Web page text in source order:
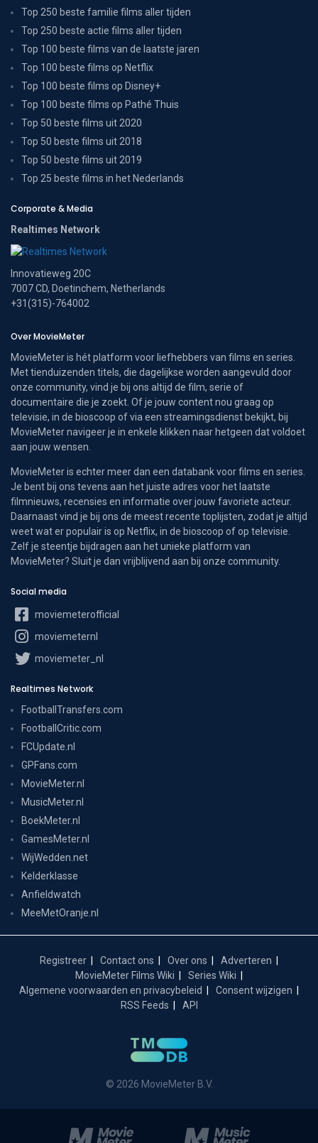
Top 250 beste familie films aller tijden
Top 250 beste actie films aller tijden
Top 100 beste films van de laatste jaren
Top 100 beste films op Netflix
Top 100 beste films op Disney+
Top 100 beste films op Pathé Thuis
Top 50 beste films uit 2020
Top 50 beste films uit 2018
Top 50 beste films uit 2019
Top 25 beste films in het Nederlands
Corporate & Media
Realtimes Network
Innovatieweg 20C
7007 CD, Doetinchem, Netherlands
+31(315)-764002
Over MovieMeter
MovieMeter is hét platform voor liefhebbers van films en series.
Met tienduizenden titels, die dagelijkse worden aangevuld door
onze community, vind je bij ons altijd de film, serie of
documentaire die je zoekt. Of je jouw content nou graag op
televisie, in de bioscoop of via een streamingsdienst bekijkt, bij
MovieMeter navigeer je in enkele klikken naar hetgeen dat voldoet
aan jouw wensen.
MovieMeter is echter meer dan een databank voor films en series.
Je bent bij ons tevens aan het juiste adres voor het laatste
filmnieuws, recensies en informatie over jouw favoriete acteur.
Daarnaast vind je bij ons de meest recente toplijsten, zodat je altijd
weet wat er populair is op Netflix, in de bioscoop of op televisie.
Zelf je steentje bijdragen aan het unieke platform van
MovieMeter? Sluit je dan vrijblijvend aan bij onze community.
Social media
moviemeterofficial
moviemeternl
moviemeter_nl
Realtimes Network
FootballTransfers.com
FootballCritic.com
FCUpdate.nl
GPFans.com
MovieMeter.nl
MusicMeter.nl
BoekMeter.nl
GamesMeter.nl
WijWedden.net
Kelderklasse
Anfieldwatch
MeeMetOranje.nl
Registreer Contact ons Over ons
Adverteren
MovieMeter Films Wiki
Series Wiki
Algemene voorwaarden en privacybeleid
Consent wijzigen
RSS Feeds
API
© 2026 MovieMeter B.V.